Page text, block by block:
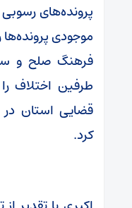
پرونده‌های
موجودی پرونده‌ها
فرهنگ صلح و
طرفین اختلاف
قضایی استان در
کرد.